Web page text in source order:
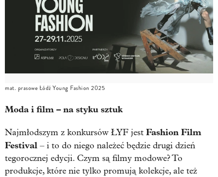
mat. prasowe Łódź Young Fashion 2025
Moda i film – na styku sztuk
Najmłodszym z konkursów ŁYF jest Fashion Film
Festival – i to do niego należeć będzie drugi dzień
tegorocznej edycji. Czym są filmy modowe? To
produkcje, które nie tylko promują kolekcje, ale też